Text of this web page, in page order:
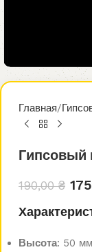
Главная
Гипсовый
190,00₴
Высота: 50 мм